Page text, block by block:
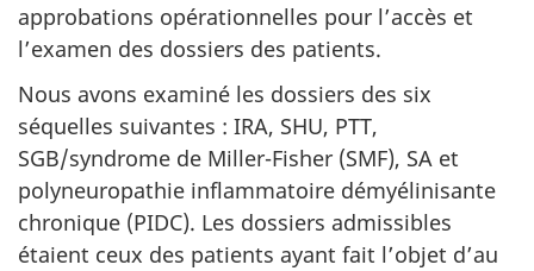
approbations opérationnelles pour l’accès et
l’examen des dossiers des patients.
Nous avons examiné les dossiers des six
séquelles suivantes : IRA, SHU, PTT,
SGB/syndrome de Miller-Fisher (SMF), SA et
polyneuropathie inflammatoire démyélinisante
chronique (PIDC). Les dossiers admissibles
étaient ceux des patients ayant fait l’objet d’au